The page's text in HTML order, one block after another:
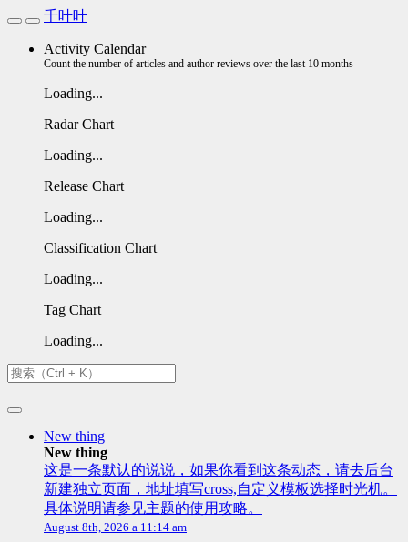
千叶叶
Activity Calendar
Count the number of articles and author reviews over the last 10 months
Loading...
Radar Chart
Loading...
Release Chart
Loading...
Classification Chart
Loading...
Tag Chart
Loading...
New thing
New thing
这是一条默认的说说，如果你看到这条动态，请去后台
新建独立页面，地址填写cross,自定义模板选择时光机。
具体说明请参见主题的使用攻略。
August 8th, 2026 a 11:14 am